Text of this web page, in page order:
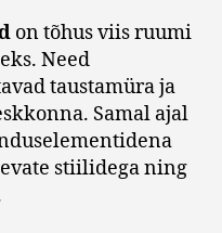
on tõhus viis ruumi
Need
taustamüra ja
Samal ajal
stiilidega ning